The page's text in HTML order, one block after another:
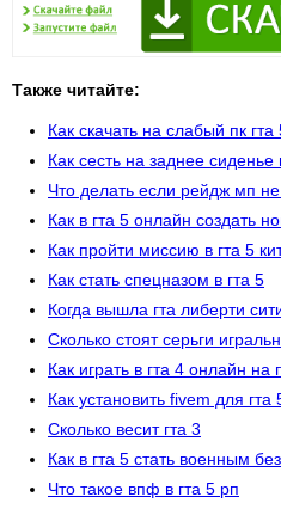
Также читайте:
Как скачать на слабый пк
Как сесть на заднее
Что делать если рейдж мп не
Как в гта 5 онлайн создать
Как пройти миссию в гта 5
Как стать спецназом в гта 5
Когда вышла гта либерти
Сколько стоят серьги
Как играть в гта 4 онлайн на
Как установить fivem для
Сколько весит гта 3
Как в гта 5 стать военным
Что такое впф в гта 5 рп